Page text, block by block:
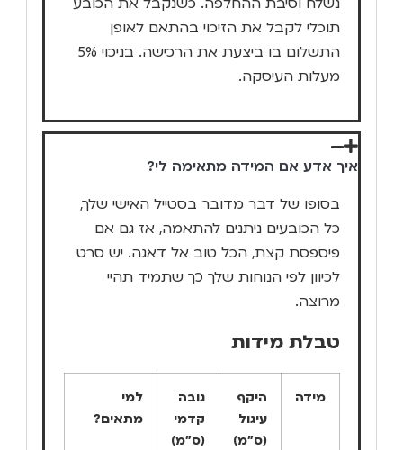
תוכלי לקבל את הזיכוי בהתאם לאופן
התשלום בו ביצעת את הרכישה. בניכוי 5%
מעלות העיסקה.
איך אדע אם המידה מתאימה לי?
בסופו של דבר מדובר בסטייל האישי שלך,
כל הכובעים ניתנים להתאמה, אז גם אם
פיספסת קצת, הכל טוב אל דאגה. יש סרט
לכיוון לפי הנוחות שלך כך שתמיד תהיי
מרוצה.
טבלת מידות
מידה
היקף
עיגול
(ס"מ)
גובה
קדמי
(ס"מ)
למי
מתאים?